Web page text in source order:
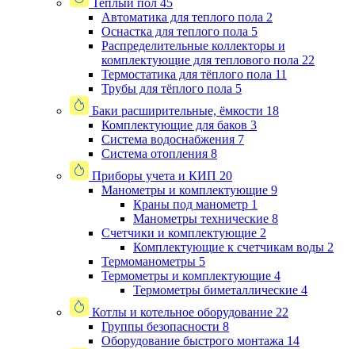
Теплый пол 45
Автоматика для теплого пола 2
Оснастка для теплого пола 5
Распределительные коллекторы и
комплектующие для теплового пола 22
Термостатика для тёплого пола 11
Трубы для тёплого пола 5
Баки расширительные, ёмкости 18
Комплектующие для баков 3
Система водоснабжения 7
Система отопления 8
Приборы учета и КИП 20
Манометры и комплектующие 9
Краны под манометр 1
Манометры технические 8
Счетчики и комплектующие 2
Комплектующие к счетчикам воды 2
Термоманометры 5
Термометры и комплектующие 4
Термометры биметаллические 4
Котлы и котельное оборудование 22
Группы безопасности 8
Оборудование быстрого монтажа 14